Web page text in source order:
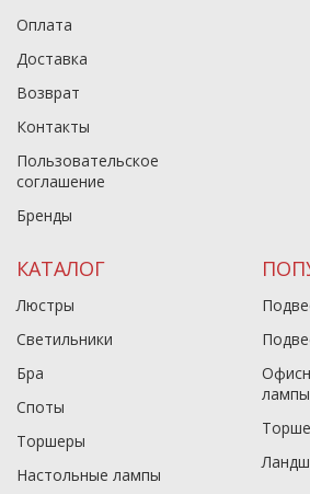
Оплата
Доставка
Возврат
Контакты
Пользовательское
соглашение
Бренды
КАТАЛОГ
Люстры
Светильники
Бра
Споты
Торшеры
Настольные лампы
лампы